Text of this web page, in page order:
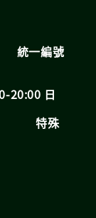
號
20:00 日
殊